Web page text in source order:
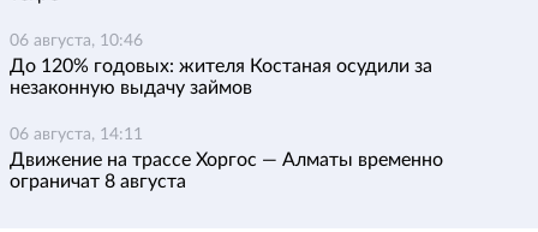
06 августа, 10:46
До 120% годовых: жителя Костаная осудили за
незаконную выдачу займов
06 августа, 14:11
Движение на трассе Хоргос — Алматы временно
ограничат 8 августа